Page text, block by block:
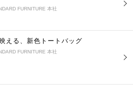
FURNITURE 本社
える、新色トートバッグ
FURNITURE 本社